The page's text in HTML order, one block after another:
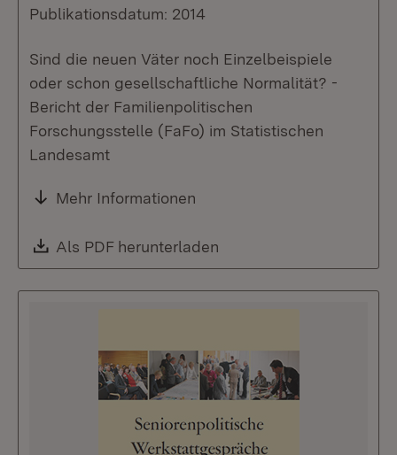
Publikationsdatum: 2014
Sind die neuen Väter noch Einzelbeispiele
oder schon gesellschaftliche Normalität? -
Bericht der Familienpolitischen
Forschungsstelle (FaFo) im Statistischen
Landesamt
Mehr Informationen
Download:
Als PDF herunterladen